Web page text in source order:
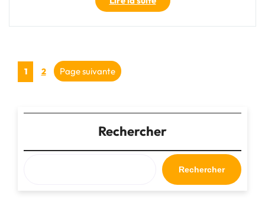
l’Univers
des
et
Confort
Pagination
publications
Page
1 Page
2 Page suivante
Rechercher
Rechercher